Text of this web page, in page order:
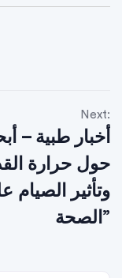
Next:
حول حرارة
وتأثير الصيام
الصحة”